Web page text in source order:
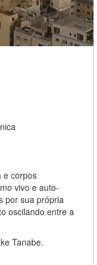
e corpos
vivo e auto-
por sua própria
oscilando entre a
Tanabe.